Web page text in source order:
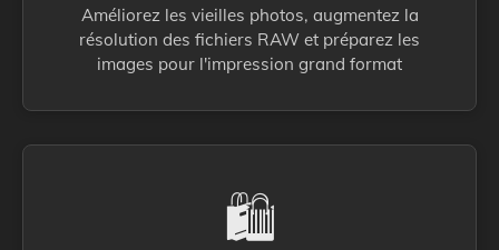
Améliorez les vieilles photos, augmentez la
résolution des fichiers RAW et préparez les
images pour l'impression grand format
🛍️